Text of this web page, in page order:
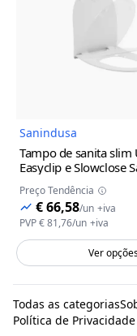
Sanindusa
Tampo de sanita slim
Easyclip e Slowclose
Preço Tendência
€ 66,58/un +iva
PVP€ 81,76/un +iva
Ver
Todas as categorias
Política de Privacidade